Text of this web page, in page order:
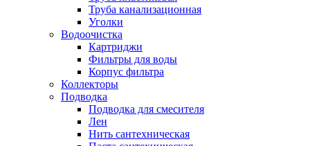
Труба канализационная
Уголки
Водоочистка
Картриджи
Фильтры для воды
Корпус фильтра
Коллекторы
Подводка
Подводка для смесителя
Лен
Нить сантехническая